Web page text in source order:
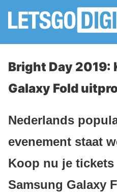
Bright Day 2019:
Galaxy Fold
Nederlands
evenement staat
Koop nu je tickets
Samsung Galaxy